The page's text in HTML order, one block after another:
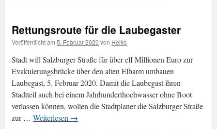
Rettungsroute für die Laubegaster
Veröffentlicht am 5. Februar 2020 von Heiko
Stadt will Salzburger Straße für über elf Millionen Euro zur
Evakuierungsbrücke über den alten Elbarm umbauen
Laubegast, 5. Februar 2020. Damit die Laubegast ihren
Stadtteil auch bei einem Jahrhunderthochwasser ohne Boot
verlassen können, wollen die Stadtplaner die Salzburger Straße
zur … Weiterlesen →